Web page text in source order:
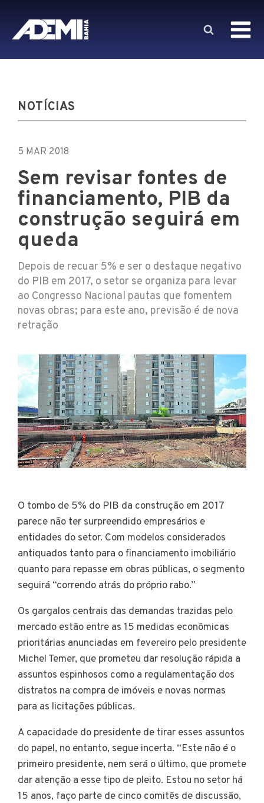
NOTÍCIAS
5 MAR 2018
Sem revisar fontes de
financiamento, PIB da
construção seguirá em
queda
Depois de recuar 5% e ser o destaque negativo
do PIB em 2017, o setor se organiza para levar
ao Congresso Nacional pautas que fomentem
novas obras; para este ano, previsão é de nova
retração
O tombo de 5% do PIB da construção em 2017
parece não ter surpreendido empresários e
entidades do setor. Com modelos considerados
antiquados tanto para o financiamento imobiliário
quanto para repasse em obras públicas, o segmento
seguirá “correndo atrás do próprio rabo.”
Os gargalos centrais das demandas trazidas pelo
mercado estão entre as 15 medidas econômicas
prioritárias anunciadas em fevereiro pelo presidente
Michel Temer, que prometeu dar resolução rápida a
assuntos espinhosos como a regulamentação dos
distratos na compra de imóveis e novas normas
para as licitações públicas.
A capacidade do presidente de tirar esses assuntos
do papel, no entanto, segue incerta. “Este não é o
primeiro presidente, nem será o último, que promete
dar atenção a esse tipo de pleito. Estou no setor há
15 anos, faço parte de cinco comitês de discussão,